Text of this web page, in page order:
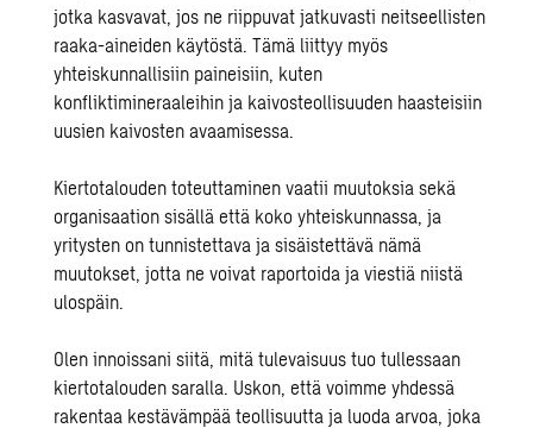
jotka kasvavat, jos ne riippuvat jatkuvasti neitseellisten
raaka-aineiden käytöstä. Tämä liittyy myös
yhteiskunnallisiin paineisiin, kuten
konfliktimineraaleihin ja kaivosteollisuuden haasteisiin
uusien kaivosten avaamisessa.
Kiertotalouden toteuttaminen vaatii muutoksia sekä
organisaation sisällä että koko yhteiskunnassa, ja
yritysten on tunnistettava ja sisäistettävä nämä
muutokset, jotta ne voivat raportoida ja viestiä niistä
ulospäin.
Olen innoissani siitä, mitä tulevaisuus tuo tullessaan
kiertotalouden saralla. Uskon, että voimme yhdessä
rakentaa kestävämpää teollisuutta ja luoda arvoa, joka